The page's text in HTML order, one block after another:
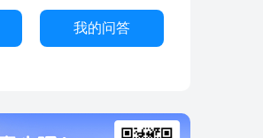
我的问答